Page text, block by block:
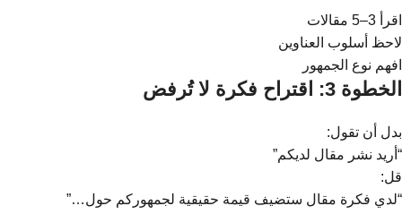
اقرأ 3–5 مقالات
لاحظ أسلوب العناوين
افهم نوع الجمهور
الخطوة 3: اقتراح فكرة لا تُرفض
بدل أن تقول:
“أريد نشر مقال لديكم”
قل:
“لدي فكرة مقال ستضيف قيمة حقيقية لجمهوركم حول…”